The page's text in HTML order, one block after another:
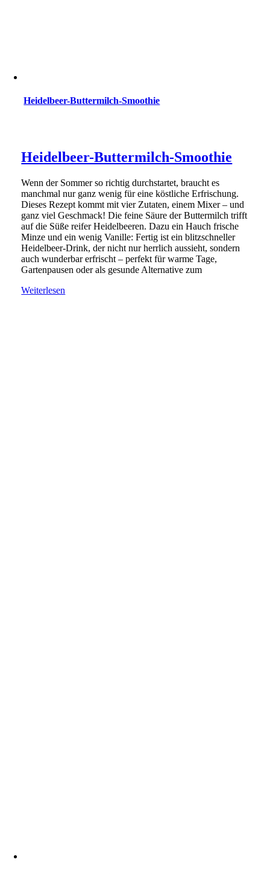
Heidelbeer-Buttermilch-Smoothie
Heidelbeer-Buttermilch-Smoothie
Wenn der Sommer so richtig durchstartet, braucht es
manchmal nur ganz wenig für eine köstliche Erfrischung.
Dieses Rezept kommt mit vier Zutaten, einem Mixer – und
ganz viel Geschmack! Die feine Säure der Buttermilch trifft
auf die Süße reifer Heidelbeeren. Dazu ein Hauch frische
Minze und ein wenig Vanille: Fertig ist ein blitzschneller
Heidelbeer-Drink, der nicht nur herrlich aussieht, sondern
auch wunderbar erfrischt – perfekt für warme Tage,
Gartenpausen oder als gesunde Alternative zum
Weiterlesen